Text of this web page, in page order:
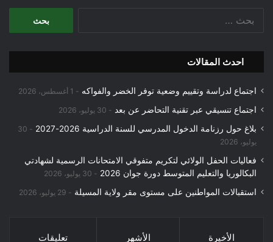
احدث المقالات
اجتماع لدراسة وتقييم وضعية توفر الخضر والفواكه 1 أغسطس، 2026
اجتماع تنسيقي عبر تقنية التحاضر عن بعد 30 يوليو، 2026
بلاغ حول رزنامة الدخول المدرسي للسنة الدراسية 2026-2027
30
يوليو، 2026
فعاليات الحفل الولائي لتكريم متفوقي الامتحانات الرسمية لشهادتي
البكالوريا والتعليم المتوسط دورة جوان 2026
30 يوليو، 2026
استقبالات المواطنين على مستوى مقر ولاية المسيلة 29 يوليو، 2026
الأخيرة الأشهر تعليقات